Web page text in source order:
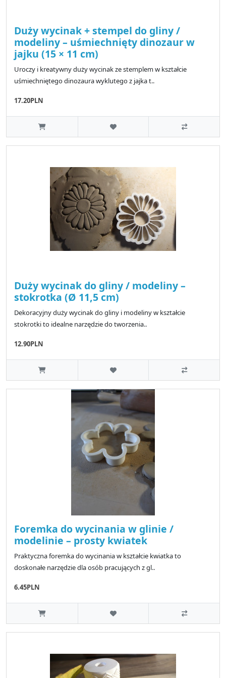
Duży wycinak + stempel do gliny /
modeliny – uśmiechnięty dinozaur w
jajku (15 × 11 cm)
Uroczy i kreatywny duży wycinak ze stemplem w kształcie
uśmiechniętego dinozaura wyklutego z jajka t..
17.20PLN
Duży wycinak do gliny / modeliny –
stokrotka (Ø 11,5 cm)
Dekoracyjny duży wycinak do gliny i modeliny w kształcie
stokrotki to idealne narzędzie do tworzenia..
12.90PLN
Foremka do wycinania w glinie /
modelinie – prosty kwiatek
Praktyczna foremka do wycinania w kształcie kwiatka to
doskonałe narzędzie dla osób pracujących z gl..
6.45PLN